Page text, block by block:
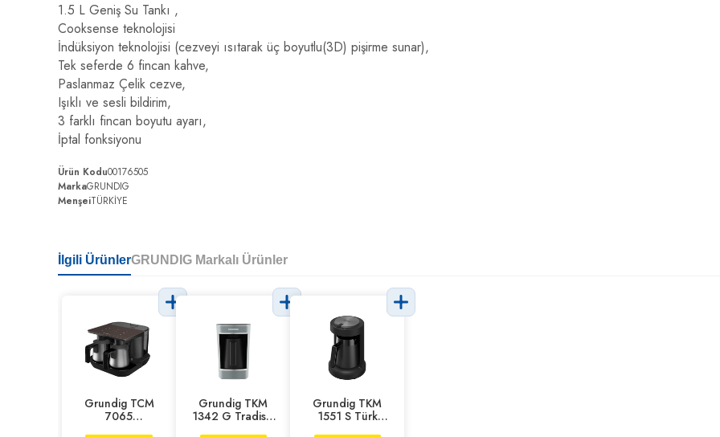
1.5 L Geniş Su Tankı ,
Cooksense teknolojisi
İndüksiyon teknolojisi (cezveyi ısıtarak üç boyutlu(3D) pişirme sunar),
Tek seferde 6 fincan kahve,
Paslanmaz Çelik cezve,
Işıklı ve sesli bildirim,
3 farklı fincan boyutu ayarı,
İptal fonksiyonu
Ürün Kodu00176505
MarkaGRUNDIG
MenşeiTÜRKİYE
İlgili ÜrünlerGRUNDIG Markalı Ürünler
Grundig TCM
7065
Grundig TKM
1342 G Tradisia
Grundig TKM
1551 S Türk